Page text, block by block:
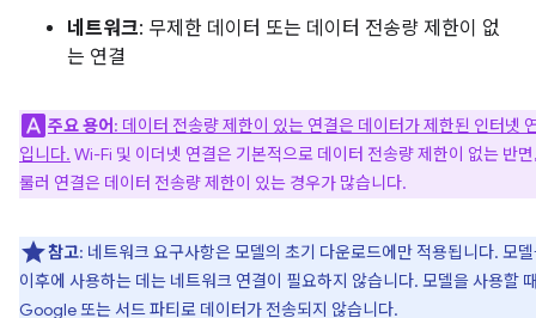
네트워크: 무제한 데이터 또는 데이터 전송량 제한이 없
는 연결
주요 용어: 데이터 전송량 제한이 있는 연결은 데이터가 제한된 인터넷
입니다. Wi-Fi 및 이더넷 연결은 기본적으로 데이터 전송량 제한이 없는 반
룰러 연결은 데이터 전송량 제한이 있는 경우가 많습니다.
참고: 네트워크 요구사항은 모델의 초기 다운로드에만 적용됩니다. 모
이후에 사용하는 데는 네트워크 연결이 필요하지 않습니다. 모델을 사용할
Google 또는 서드 파티로 데이터가 전송되지 않습니다.